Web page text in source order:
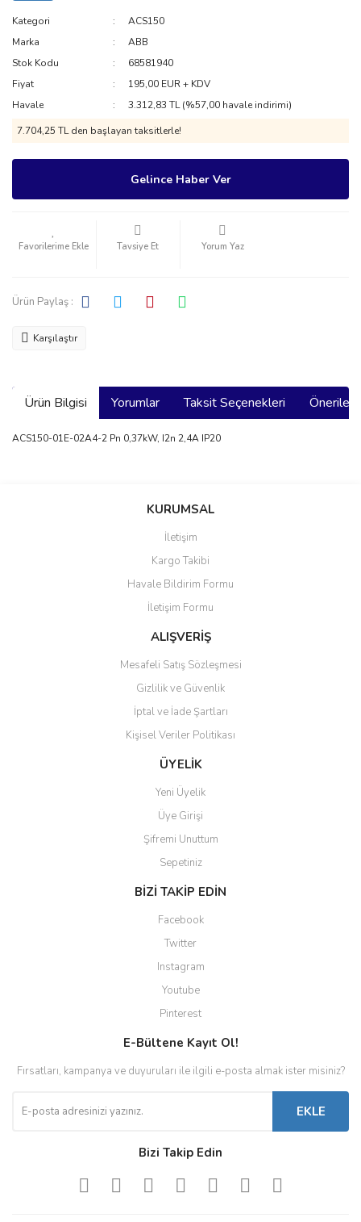
Kategori
ACS150
Marka
ABB
Stok Kodu
68581940
Fiyat
195,00 EUR + KDV
Havale
3.312,83 TL (%57,00 havale indirimi)
7.704,25 TL den başlayan taksitlerle!
Gelince Haber Ver
Tavsiye Et Yorum Yaz
Ürün Paylaş :
Karşılaştır
Ürün Bilgisi Yorumlar Taksit Seçenekleri
ACS150-01E-02A4-2 Pn 0,37kW, I2n 2,4A IP20
Bu ürüne ilk yorumu siz yapın!
Ürün resmi kalitesiz, bozuk veya görüntülenemiyor.
Ürün açıklamasında eksik bilgiler bulunuyor.
Ürün bilgilerinde hatalar bulunuyor.
Ürün fiyatı diğer sitelerden daha pahalı.
Gönder
KURUMSAL
İletişim
Kargo Takibi
Havale Bildirim Formu
İletişim Formu
ALIŞVERİŞ
Mesafeli Satış Sözleşmesi
Gizlilik ve Güvenlik
İptal ve İade Şartları
Kişisel Veriler Politikası
ÜYELİK
Yeni Üyelik
Üye Girişi
Şifremi Unuttum
Sepetiniz
BİZİ TAKİP EDİN
Facebook
Twitter
Instagram
Youtube
Pinterest
E-Bültene Kayıt Ol!
Fırsatları, kampanya ve duyuruları ile ilgili e-posta almak ister misiniz?
EKLE
Bizi Takip Edin